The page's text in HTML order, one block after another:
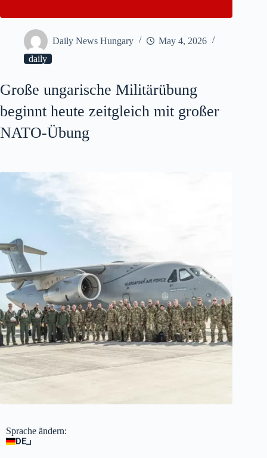
Daily News Hungary
May 4, 2026
daily
Große ungarische Militärübung
beginnt heute zeitgleich mit großer
NATO-Übung
Sprache ändern:
DE